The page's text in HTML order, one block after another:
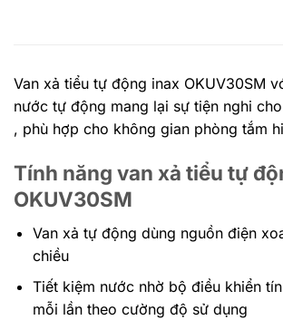
Van xả tiểu tự động inax OKUV30SM
nước tự động mang lại sự tiện nghi
, phù hợp cho không gian phòng tắm
Tính năng van xả tiểu tự
OKUV30SM
Van xả tự động dùng nguồn điện
chiều
Tiết kiệm nước nhờ bộ điều khiển
mỗi lần theo cường độ sử dụng